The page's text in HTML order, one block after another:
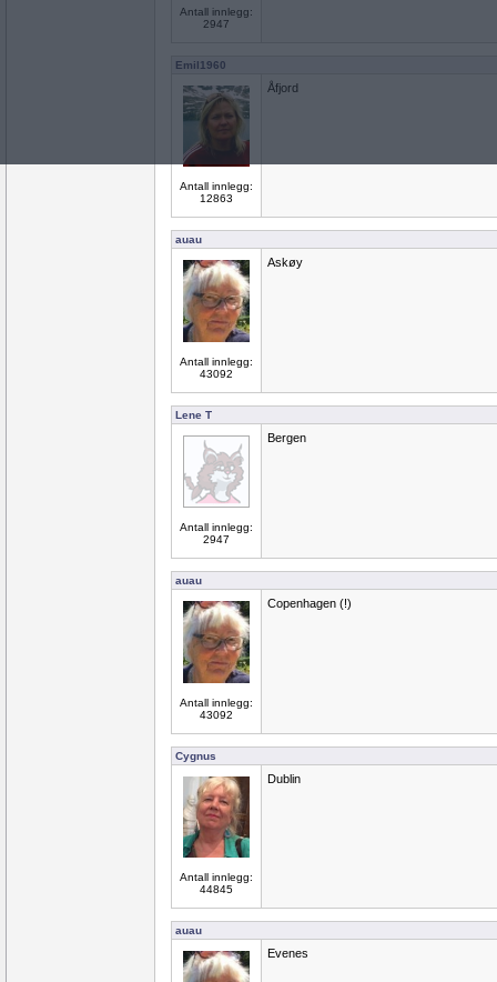
Antall innlegg:
2947
Emil1960
Antall innlegg:
12863
Åfjord
auau
Antall innlegg:
43092
Askøy
Lene T
Antall innlegg:
2947
Bergen
auau
Antall innlegg:
43092
Copenhagen (!)
Cygnus
Antall innlegg:
44845
Dublin
auau
Evenes